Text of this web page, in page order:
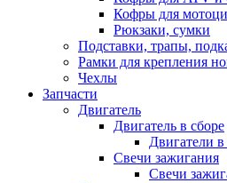
Кофры для
Рюкзаки, сумки
Подставки, трапы,
Рамки для крепления
Чехлы
Запчасти
Двигатель
Двигатель в сборе
Двигатели в
Свечи зажигания
Свечи